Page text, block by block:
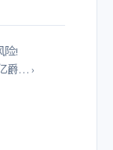
险!
爵… ›